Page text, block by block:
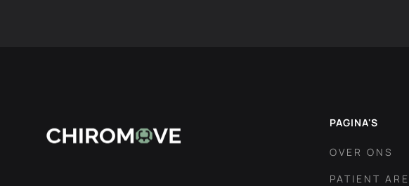
PAGINA'S
OVER ONS
PATIENT